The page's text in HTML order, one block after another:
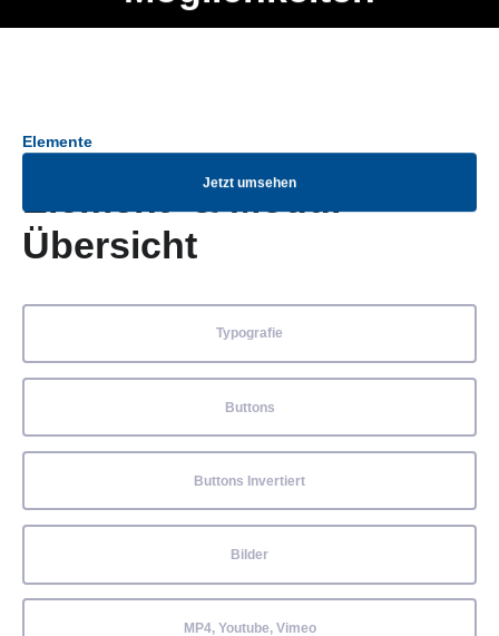
Jetzt umsehen
Elemente
Element- & Modul-
Übersicht
Typografie
Buttons
Buttons Invertiert
Bilder
MP4, Youtube, Vimeo